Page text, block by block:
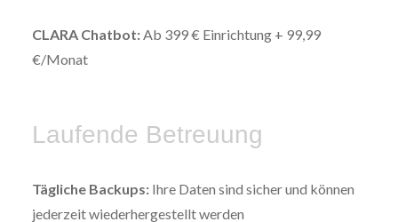
CLARA Chatbot:Ab 399 € Einrichtung + 99,99
€/Monat
Laufende Betreuung
Tägliche Backups:Ihre Daten sind sicher und können
jederzeit wiederhergestellt werden